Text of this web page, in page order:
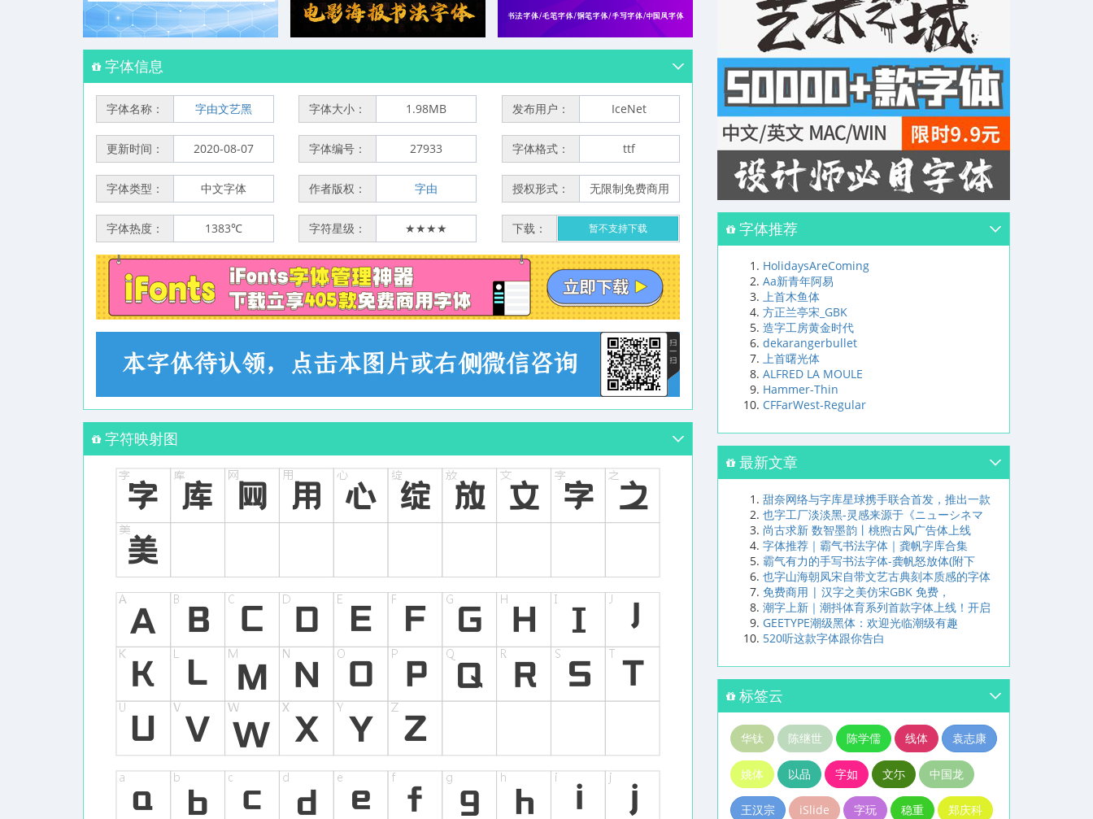
字体信息
字体名称： 字由文艺黑 字体大小： 1.98MB 发布用户： IceNet
更新时间： 2020-08-07 字体编号： 27933 字体格式： ttf
字体类型： 中文字体 作者版权： 字由 授权形式： 无限制免费商用
字体热度： 1383℃ 字符星级： ★★★★ 下载： 暂不支持下载
字符映射图
字体推荐
HolidaysAreComing
Aa新青年阿易
上首木鱼体
方正兰亭宋_GBK
造字工房黄金时代
dekarangerbullet
上首曙光体
ALFRED LA MOULE
Hammer-Thin
CFFarWest-Regular
最新文章
甜奈网络与字库星球携手联合首发，推出一款
也字工厂淡淡黑-灵感来源于《ニューシネマ
尚古求新 数智墨韵丨桃煦古风广告体上线
字体推荐｜霸气书法字体｜龚帆字库合集
霸气有力的手写书法字体-龚帆怒放体(附下
也字山海朝凤宋自带文艺古典刻本质感的字体
免费商用 | 汉字之美仿宋GBK 免费，
潮字上新｜潮抖体育系列首款字体上线！开启
GEETYPE潮级黑体：欢迎光临潮级有趣
520听这款字体跟你告白
标签云
华钛 陈继世 陈学儒 线体 袁志康
姚体 以品 字如 文尓 中国龙
王汉宗 iSlide 字玩 稳重 郑庆科